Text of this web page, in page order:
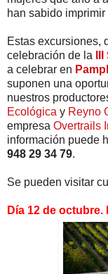
han sabido
Estas excursiones,
celebración de la
a celebrar en
suponen una
nuestros
Ecológica y Reyno
empresa Overtrails
información puede
948 29 34 79.
Se pueden visitar
Día 12 de octubre.